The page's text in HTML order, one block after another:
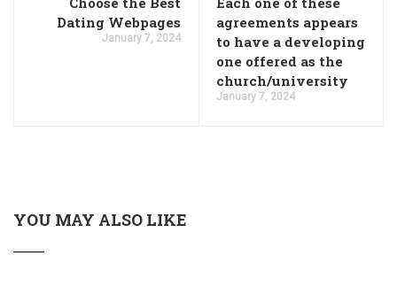
Dating Webpages
January 7, 2024
agreements appears
to have a developing
one offered as the
church/university
January 7, 2024
YOU MAY ALSO LIKE